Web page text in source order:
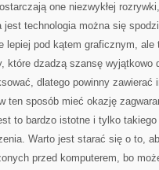
one niezwykłej
jest technologia można się
lepiej pod kątem graficznym, ale
które dzadzą szansę wyjątkowo
dlatego powinny zawierać
ten sposób mieć okazję
to bardzo istotne i tylko
Warto jest starać się o to,
przed komputerem, bo